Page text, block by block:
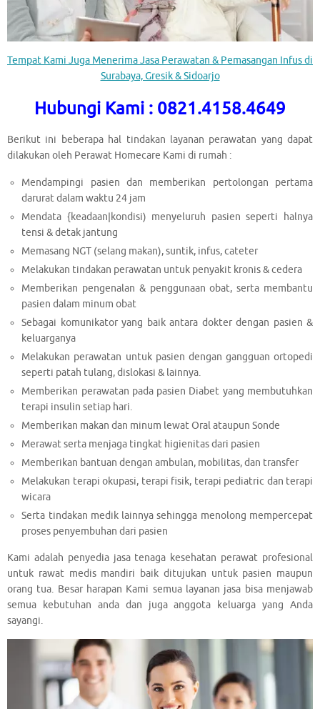
Tempat Kami Juga Menerima Jasa Perawatan & Pemasangan Infus di
Surabaya, Gresik & Sidoarjo
Hubungi Kami : 0821.4158.4649
Berikut ini beberapa hal tindakan layanan perawatan yang dapat
dilakukan oleh Perawat Homecare Kami di rumah :
Mendampingi pasien dan memberikan pertolongan pertama
darurat dalam waktu 24 jam
Mendata {keadaan|kondisi) menyeluruh pasien seperti halnya
tensi & detak jantung
Memasang NGT (selang makan), suntik, infus, cateter
Melakukan tindakan perawatan untuk penyakit kronis & cedera
Memberikan pengenalan & penggunaan obat, serta membantu
pasien dalam minum obat
Sebagai komunikator yang baik antara dokter dengan pasien &
keluarganya
Melakukan perawatan untuk pasien dengan gangguan ortopedi
seperti patah tulang, dislokasi & lainnya.
Memberikan perawatan pada pasien Diabet yang membutuhkan
terapi insulin setiap hari.
Memberikan makan dan minum lewat Oral ataupun Sonde
Merawat serta menjaga tingkat higienitas dari pasien
Memberikan bantuan dengan ambulan, mobilitas, dan transfer
Melakukan terapi okupasi, terapi fisik, terapi pediatric dan terapi
wicara
Serta tindakan medik lainnya sehingga menolong mempercepat
proses penyembuhan dari pasien
Kami adalah penyedia jasa tenaga kesehatan perawat profesional
untuk rawat medis mandiri baik ditujukan untuk pasien maupun
orang tua. Besar harapan Kami semua layanan jasa bisa menjawab
semua kebutuhan anda dan juga anggota keluarga yang Anda
sayangi.